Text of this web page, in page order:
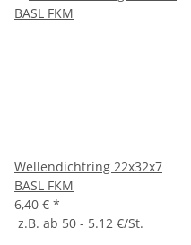
Wellendichtring 22x32x7
BASL FKM
6,40 € *
z.B. ab 50 - 5.12 €/St.